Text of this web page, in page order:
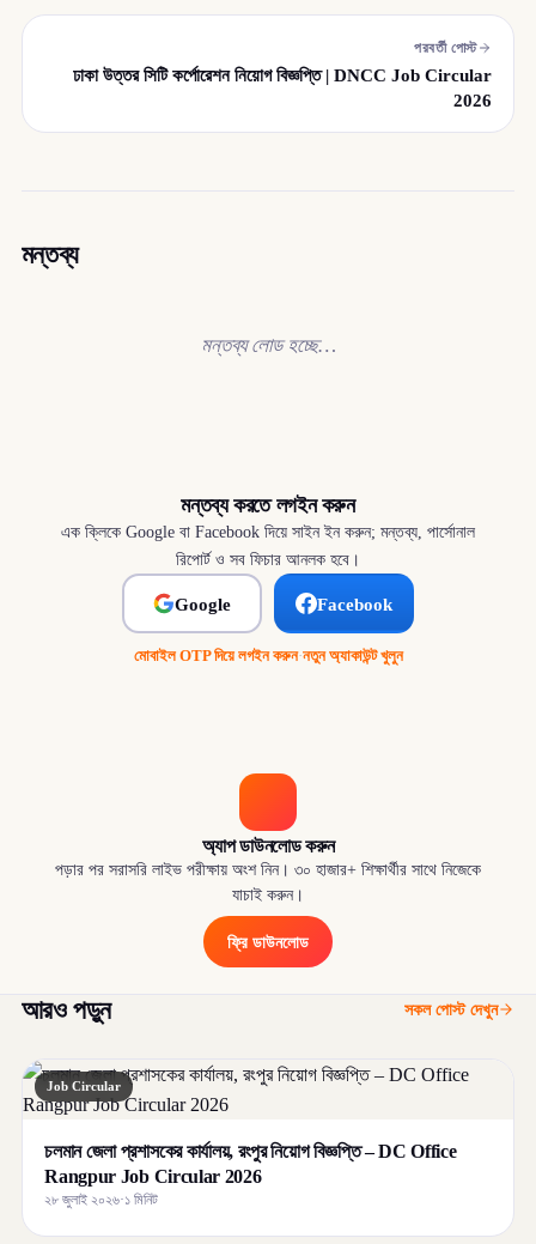
পরবর্তী পোস্ট
ঢাকা উত্তর সিটি কর্পোরেশন নিয়োগ বিজ্ঞপ্তি | DNCC Job Circular
2026
মন্তব্য
মন্তব্য লোড হচ্ছে…
মন্তব্য করতে লগইন করুন
এক ক্লিকে Google বা Facebook দিয়ে সাইন ইন করুন; মন্তব্য, পার্সোনাল
রিপোর্ট ও সব ফিচার আনলক হবে।
Google Facebook
মোবাইল OTP দিয়ে লগইন করুন·নতুন অ্যাকাউন্ট খুলুন
অ্যাপ ডাউনলোড করুন
পড়ার পর সরাসরি লাইভ পরীক্ষায় অংশ নিন। ৩০ হাজার+ শিক্ষার্থীর সাথে নিজেকে
যাচাই করুন।
ফ্রি ডাউনলোড
আরও পড়ুন সকল পোস্ট দেখুন
Job Circular
চলমান জেলা প্রশাসকের কার্যালয়, রংপুর নিয়োগ বিজ্ঞপ্তি – DC Office
Rangpur Job Circular 2026
২৮ জুলাই ২০২৬·১ মিনিট